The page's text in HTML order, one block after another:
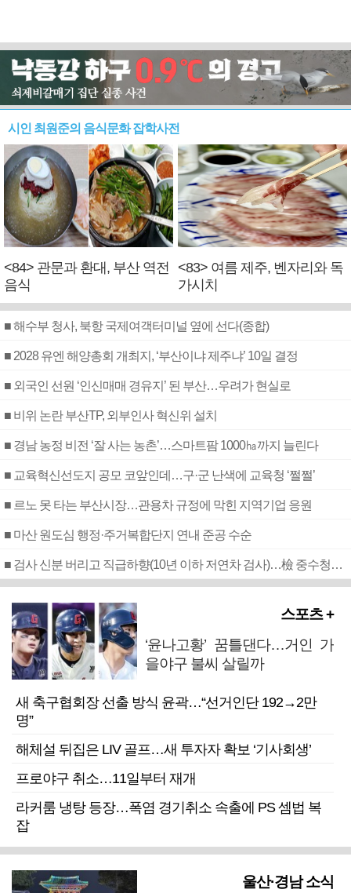
시인 최원준의 음식문화 잡학사전
<84> 관문과 환대, 부산 역전
음식
<83> 여름 제주, 벤자리와 독
가시치
■ 해수부 청사, 북항 국제여객터미널 옆에 선다(종합)
■ 2028 유엔 해양총회 개최지, ‘부산이냐 제주냐’ 10일 결정
■ 외국인 선원 ‘인신매매 경유지’ 된 부산…우려가 현실로
■ 비위 논란 부산TP, 외부인사 혁신위 설치
■ 경남 농정 비전 ‘잘 사는 농촌’…스마트팜 1000㏊까지 늘린다
■ 교육혁신선도지 공모 코앞인데…구·군 난색에 교육청 ‘쩔쩔’
■ 르노 못 타는 부산시장…관용차 규정에 막힌 지역기업 응원
■ 마산 원도심 행정·주거복합단지 연내 준공 수순
■ 검사 신분 버리고 직급하향(10년 이하 저연차 검사)…檢 중수청행 기피
스포츠 +
‘윤나고황’ 꿈틀댄다…거인 가
을야구 불씨 살릴까
새 축구협회장 선출 방식 윤곽…“선거인단 192→2만
명”
해체설 뒤집은 LIV 골프…새 투자자 확보 ‘기사회생’
프로야구 취소…11일부터 재개
라커룸 냉탕 등장…폭염 경기취소 속출에 PS 셈법 복
잡
울산·경남 소식